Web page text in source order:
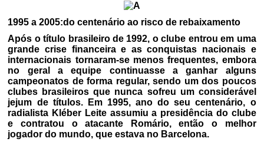
1995 a 2005:do centenário ao risco de rebaixamento
Após o título brasileiro de 1992, o clube entrou em uma
grande crise financeira e as conquistas nacionais e
internacionais tornaram-se menos frequentes, embora
no geral a equipe continuasse a ganhar alguns
campeonatos de forma regular, sendo um dos poucos
clubes brasileiros que nunca sofreu um considerável
jejum de títulos. Em 1995, ano do seu centenário, o
radialista Kléber Leite assumiu a presidência do clube
e contratou o atacante Romário, então o melhor
jogador do mundo, que estava no Barcelona.